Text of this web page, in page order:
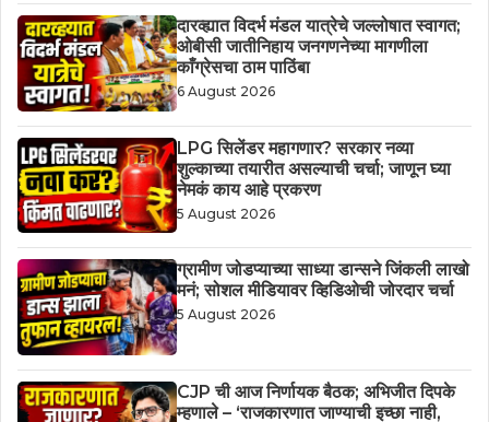
दारव्ह्यात विदर्भ मंडल यात्रेचे जल्लोषात स्वागत;
ओबीसी जातीनिहाय जनगणनेच्या मागणीला
काँग्रेसचा ठाम पाठिंबा
6 August 2026
LPG सिलेंडर महागणार? सरकार नव्या
शुल्काच्या तयारीत असल्याची चर्चा; जाणून घ्या
नेमकं काय आहे प्रकरण
5 August 2026
ग्रामीण जोडप्याच्या साध्या डान्सने जिंकली लाखो
मनं; सोशल मीडियावर व्हिडिओची जोरदार चर्चा
5 August 2026
CJP ची आज निर्णायक बैठक; अभिजीत दिपके
म्हणाले – ‘राजकारणात जाण्याची इच्छा नाही,